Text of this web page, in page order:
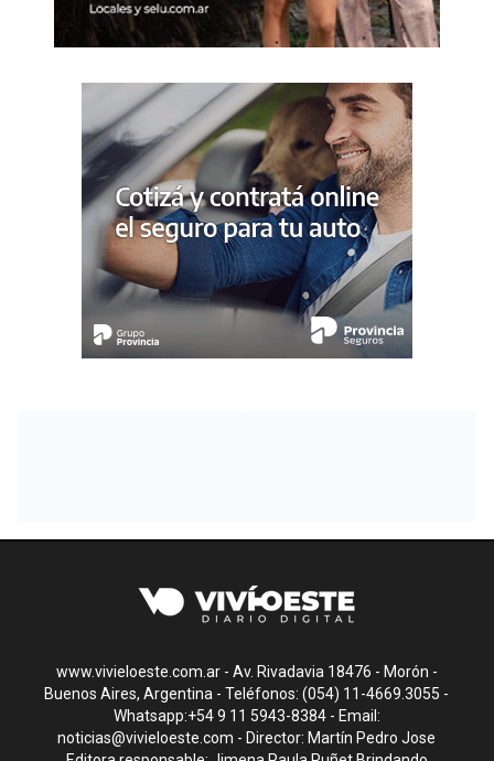
www.vivieloeste.com.ar - Av. Rivadavia 18476 - Morón -
Buenos Aires, Argentina - Teléfonos: (054) 11-4669.3055 -
Whatsapp:+54 9 11 5943-8384 - Email:
noticias@vivieloeste.com - Director: Martín Pedro Jose